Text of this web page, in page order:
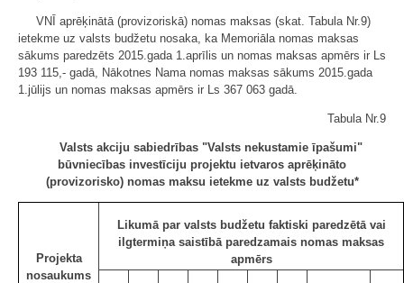
VNĪ aprēķinātā (provizoriskā) nomas maksas (skat. Tabula Nr.9)
ietekme uz valsts budžetu nosaka, ka Memoriāla nomas maksas
sākums paredzēts 2015.gada 1.aprīlis un nomas maksas apmērs ir Ls
193 115,- gadā, Nākotnes Nama nomas maksas sākums 2015.gada
1.jūlijs un nomas maksas apmērs ir Ls 367 063 gadā.
Tabula Nr.9
Valsts akciju sabiedrības "Valsts nekustamie īpašumi"
būvniecības investīciju projektu ietvaros aprēķināto
(provizorisko) nomas maksu ietekme uz valsts budžetu*
Projekta
nosaukums
Likumā par valsts budžetu faktiski paredzētā vai
ilgtermiņa saistībā paredzamais nomas maksas
apmērs